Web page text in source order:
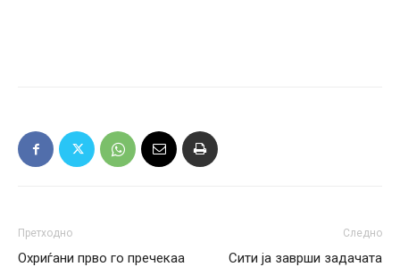
Претходно
Охриѓани прво го пречекаа
Следно
Сити ја заврши задачата